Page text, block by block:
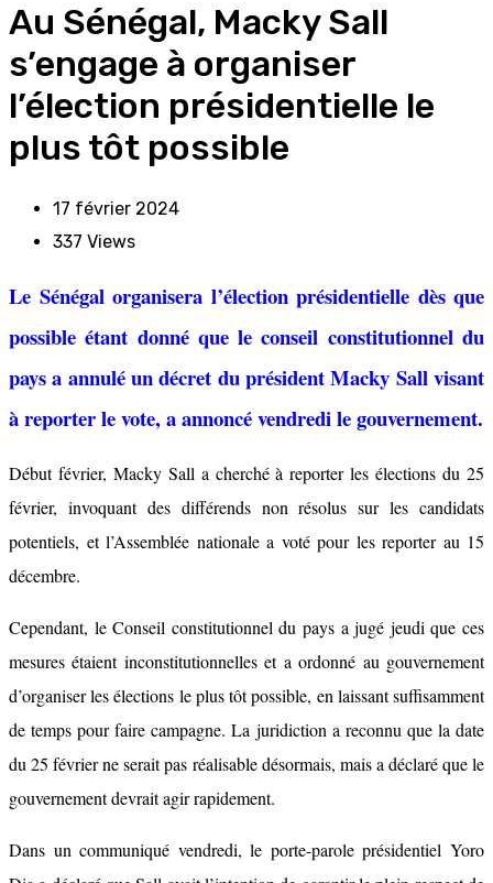
Au Sénégal, Macky Sall
s’engage à organiser
l’élection présidentielle le
plus tôt possible
17 février 2024
337 Views
Le Sénégal organisera l’élection présidentielle dès que
possible étant donné que le conseil constitutionnel du
pays a annulé un décret du président Macky Sall visant
à reporter le vote, a annoncé vendredi le gouvernement.
Début février, Macky Sall a cherché à reporter les élections du 25
février, invoquant des différends non résolus sur les candidats
potentiels, et l’Assemblée nationale a voté pour les reporter au 15
décembre.
Cependant, le Conseil constitutionnel du pays a jugé jeudi que ces
mesures étaient inconstitutionnelles et a ordonné au gouvernement
d’organiser les élections le plus tôt possible, en laissant suffisamment
de temps pour faire campagne. La juridiction a reconnu que la date
du 25 février ne serait pas réalisable désormais, mais a déclaré que le
gouvernement devrait agir rapidement.
Dans un communiqué vendredi, le porte-parole présidentiel Yoro